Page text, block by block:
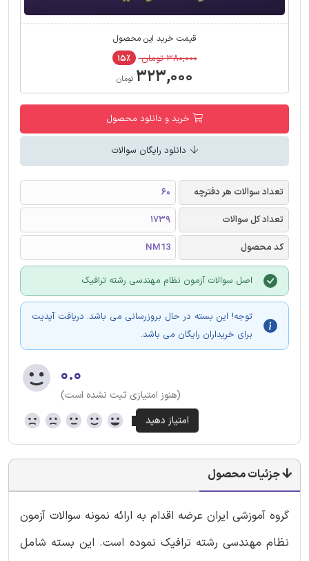
قیمت خرید این محصول
۳۸۰,۰۰۰ تومان ۱۵٪
۳۲۳,۰۰۰ تومان
خرید و دانلود محصول
دانلود رایگان سوالات
تعداد سوالات هر دفترچه
60
تعداد کل سوالات
1739
کد محصول
NM13
اصل سوالات آزمون نظام مهندسی رشته ترافیک
توجه! این بسته در حال بروزرسانی می باشد. دریافت آپدیت
برای خریداران رایگان می باشد.
۰.۰
(هنوز امتیازی ثبت نشده است)
جزئیات محصول
گروه آموزشی ایران عرضه اقدام به ارائه نمونه سوالات آزمون
نظام مهندسی رشته ترافیک نموده است. این بسته شامل